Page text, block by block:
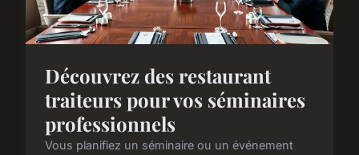
Découvrez des restaurant
traiteurs pour vos séminaires
professionnels
Vous planifiez un séminaire ou un événement